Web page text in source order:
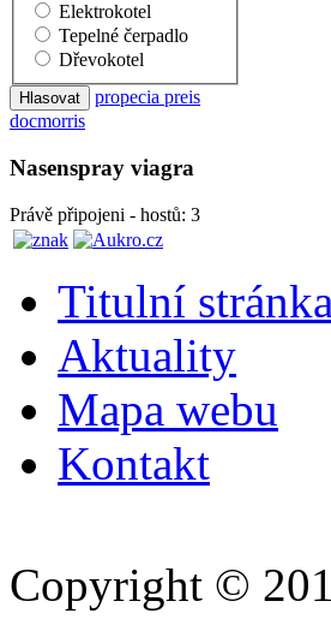
Elektrokotel
Tepelné čerpadlo
Dřevokotel
propecia preis
docmorris
Nasenspray viagra
Právě připojeni - hostů: 3
Titulní stránka
Aktuality
Mapa webu
Kontakt
Copyright ©